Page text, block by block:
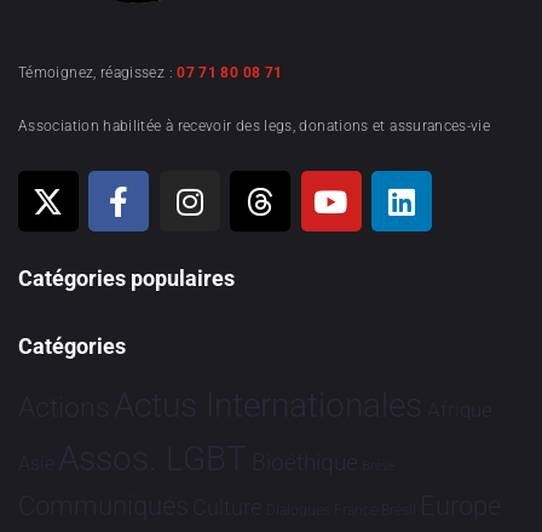
Témoignez, réagissez :07 71 80 08 71
Association habilitée à recevoir des legs, donations et assurances-vie
Catégories populaires
Catégories
Actions Actus Internationales Afrique
Asie Assos. LGBT Bioéthique Brève
Communiqués Culture Dialogues France-Brésil Europe